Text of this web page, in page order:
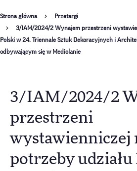
Ścieżka
nawigacyjna
Strona główna
Przetargi
3/IAM/2024/2 Wynajem przestrzeni
Polski w 24. Triennale Sztuk Dekoracyjnych i
odbywającym się w Mediolanie
3/IAM/2024/2
przestrzeni
wystawienniczej
potrzeby udziału